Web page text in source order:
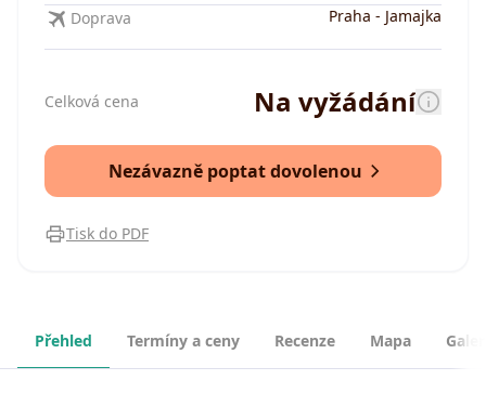
Doprava Praha - Jamajka
Celková cena Na vyžádání
Nezávazně poptat dovolenou
Tisk do PDF
Přehled Termíny a ceny Recenze Mapa